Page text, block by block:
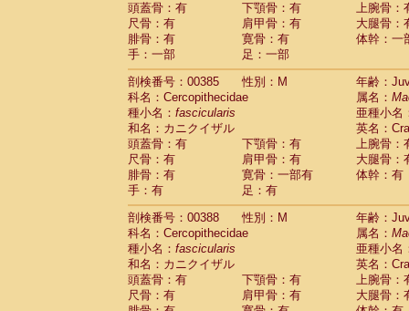
頭蓋骨：有
下顎骨：有
上腕骨：
尺骨：有
肩甲骨：有
大腿骨：
腓骨：有
寛骨：有
体幹：一
手：一部
足：一部
剖検番号：00385
性別：M
年齢：
科名：Cercopithecidae
属名：
種小名： fascicularis
亜種小名
和名：カニクイザル
英名：
頭蓋骨：有
下顎骨：有
上腕骨：
尺骨：有
肩甲骨：有
大腿骨：
腓骨：有
寛骨：一部有
体幹：有
手：有
足：有
剖検番号：00388
性別：M
年齢：
科名：Cercopithecidae
属名：
種小名： fascicularis
亜種小名
和名：カニクイザル
英名：
頭蓋骨：有
下顎骨：有
上腕骨：
尺骨：有
肩甲骨：有
大腿骨：